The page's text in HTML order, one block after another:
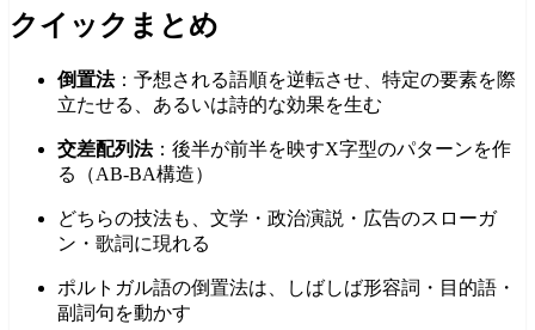
クイックまとめ
倒置法：予想される語順を逆転させ、特定の要素を際
立たせる、あるいは詩的な効果を生む
交差配列法：後半が前半を映すX字型のパターンを作
る（AB-BA構造）
どちらの技法も、文学・政治演説・広告のスローガ
ン・歌詞に現れる
ポルトガル語の倒置法は、しばしば形容詞・目的語・
副詞句を動かす